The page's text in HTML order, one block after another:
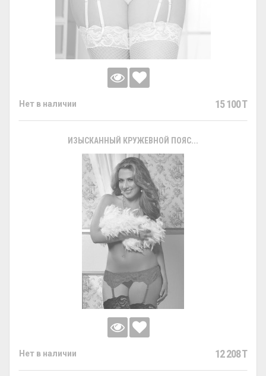
Нет в наличии 15 100 T
ИЗЫСКАННЫЙ КРУЖЕВНОЙ ПОЯС...
Нет в наличии 12 208 T